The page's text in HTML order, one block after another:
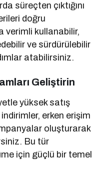
süreçten çıktığını
doğru
verimli kullanabilir,
ve sürdürülebilir
atabilirsiniz.
Geliştirin
yüksek satış
erken erişim
oluşturarak
Bu tür
için güçlü bir temel